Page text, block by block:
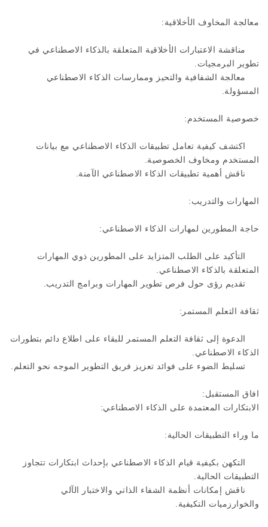
معالجة المخاوف الأخلاقية:
مناقشة الاعتبارات الأخلاقية المتعلقة بالذكاء الاصطناعي في
تطوير البرمجيات.
معالجة الشفافية والتحيز وممارسات الذكاء الاصطناعي
المسؤولة.
خصوصية المستخدم:
اكتشف كيفية تعامل تطبيقات الذكاء الاصطناعي مع بيانات
المستخدم ومخاوف الخصوصية.
ناقش أهمية تطبيقات الذكاء الاصطناعي الآمنة.
المهارات والتدريب:
حاجة المطورين لمهارات الذكاء الاصطناعي:
التأكيد على الطلب المتزايد على المطورين ذوي المهارات
المتعلقة بالذكاء الاصطناعي.
تقديم رؤى حول فرص تطوير المهارات وبرامج التدريب.
ثقافة التعلم المستمر:
الدعوة إلى ثقافة التعلم المستمر للبقاء على اطلاع دائم بتطورات
الذكاء الاصطناعي.
تسليط الضوء على فوائد تعزيز فريق التطوير الموجه نحو التعلم.
افاق المستقبل:
الابتكارات المعتمدة على الذكاء الاصطناعي:
ما وراء التطبيقات الحالية:
التكهن بكيفية قيام الذكاء الاصطناعي بإحداث ابتكارات تتجاوز
التطبيقات الحالية.
ناقش إمكانات أنظمة الشفاء الذاتي والاختبار الآلي
والخوارزميات التكيفية.